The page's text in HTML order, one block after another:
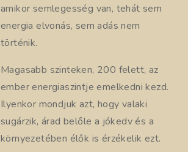
amikor semlegesség van, tehát sem
energia elvonás, sem adás nem
történik.
Magasabb szinteken, 200 felett, az
ember energiaszintje emelkedni kezd.
Ilyenkor mondjuk azt, hogy valaki
sugárzik, árad belőle a jókedv és a
környezetében élők is érzékelik ezt.